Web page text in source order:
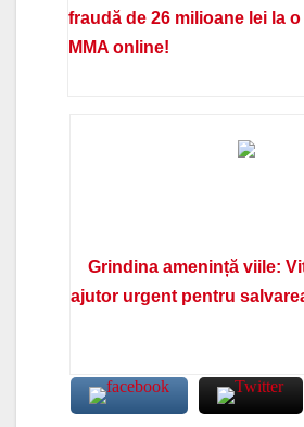
fraudă de 26 milioane lei la
MMA online!
Grindina amenință viile:
ajutor urgent pentru